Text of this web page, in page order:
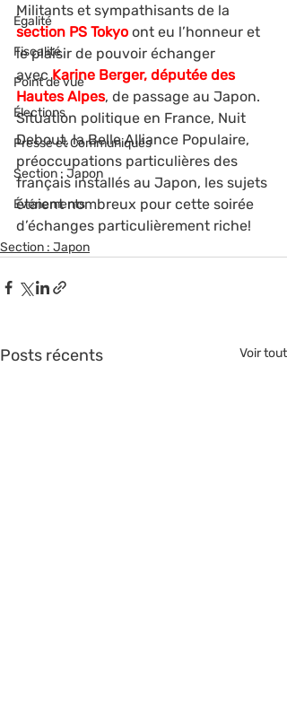
Égalité
Fiscalité
Point de vue
Élections
Presse et Communiqués
Section : Japon
Événements
Militants et sympathisants de la
section PS Tokyo ont eu l’honneur et
le plaisir de pouvoir échanger
avec Karine Berger, députée des
Hautes Alpes, de passage au Japon.
Situation politique en France, Nuit
Debout, la Belle Alliance Populaire,
préoccupations particulières des
français installés au Japon, les sujets
étaient nombreux pour cette soirée
d’échanges particulièrement riche!
Section : Japon
Posts récents Voir tout